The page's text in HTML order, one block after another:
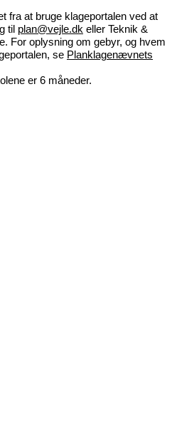
fra at bruge klageportalen ved at
til plan@vejle.dk eller Teknik &
For oplysning om gebyr, og hvem
se Planklagenævnets
er 6 måneder.